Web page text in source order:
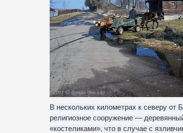
В нескольких километрах к северу
религиозное сооружение —
«костеликами», что в случае с